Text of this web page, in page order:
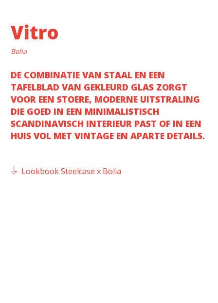
Vitro
Bolia
DE COMBINATIE VAN STAAL EN EEN
TAFELBLAD VAN GEKLEURD GLAS ZORGT
VOOR EEN STOERE, MODERNE UITSTRALING
DIE GOED IN EEN MINIMALISTISCH
SCANDINAVISCH INTERIEUR PAST OF IN EEN
HUIS VOL MET VINTAGE EN APARTE DETAILS.
Lookbook Steelcase x Bolia